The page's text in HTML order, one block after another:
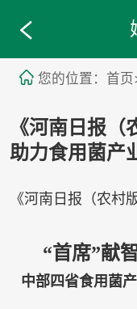
您的位置：首
《河南日报
助力食用菌产
《河南日报（农村
“首席”献
中部四省食用菌